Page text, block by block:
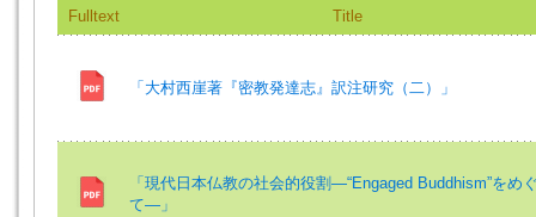
Fulltext Title
「大村西崖著『密教発達志』訳注研究（二）」
「現代日本仏教の社会的役割―“Engaged Buddhism”をめ
て―」